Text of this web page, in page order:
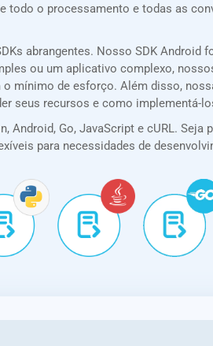
todo o processamento e todas as
abrangentes. Nosso SDK Android
ou um aplicativo complexo,
mínimo de esforço. Além disso,
seus recursos e como implementá-
Android, Go, JavaScript e cURL. Seja
para necessidades de